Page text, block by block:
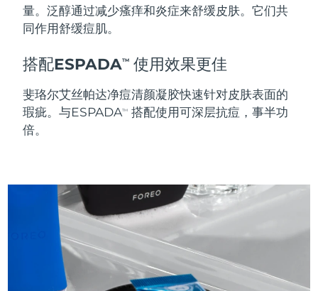
量。泛醇通过减少瘙痒和炎症来舒缓皮肤。它们共
同作用舒缓痘肌。
搭配ESPADATM 使用效果更佳
斐珞尔艾丝帕达净痘清颜凝胶快速针对皮肤表面的
瑕疵。与ESPADATM
搭配使用可深层抗痘，事半功
倍。
波兰
葡萄牙 预计送达日期
波多黎各 预计送达日期8/14/26
卡塔尔
罗马尼亚 预计送达日期
预计送达日期
沙特阿拉伯 预计送达日期